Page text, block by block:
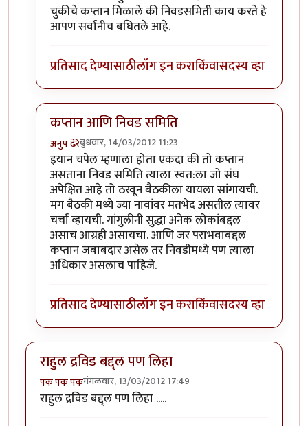
चुकीचे कप्तान मिळाले की निवडसमिती काय करते हे
आपण सर्वांनीच बघितले आहे.
प्रतिसाद देण्यासाठीलॉग इन कराकिंवासदस्य व्हा
कप्तान आणि निवड समिति
अनुप ढेरेबुधवार, 14/03/2012 11:23
In reply toनिवडसमितीचा रोल ?byचौकटराजा
इयान चपेल म्हणाला होता एकदा की तो कप्तान
असताना निवड समिति त्याला स्वत:ला जो संघ
अपेक्षित आहे तो ठरवून बैठकीला यायला सांगायची.
मग बैठकी मध्ये ज्या नावांवर मतभेद असतील त्यावर
चर्चा व्हायची. गांगुलीनी सुद्धा अनेक लोकांबद्दल
असाच आग्रही असायचा. आणि जर पराभवाबद्दल
कप्तान जबाबदार असेल तर निवडीमध्ये पण त्याला
अधिकार असलाच पाहिजे.
प्रतिसाद देण्यासाठीलॉग इन कराकिंवासदस्य व्हा
राहुल द्रविड बद्द्ल पण लिहा
पक पक पकमंगळवार, 13/03/2012 17:49
राहुल द्रविड बद्द्ल पण लिहा .....